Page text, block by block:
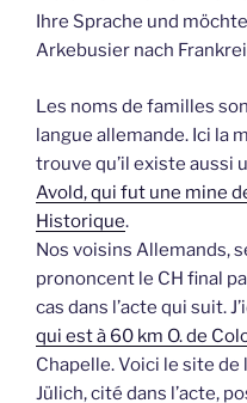
Ihre Sprache und
Arkebusier nach
Les noms de familles
langue allemande. Ici la
trouve qu’il existe aussi
Avold, qui fut une mine
Historique.
Nos voisins Allemands,
prononcent le CH final
cas dans l’acte qui suit.
qui est à 60 km O. de
Chapelle. Voici le site de
Jülich, cité dans l’acte,